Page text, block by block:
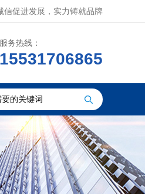
信促进发展，实力铸就品牌
服务热线：
15531706865